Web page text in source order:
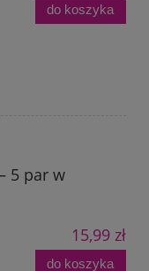
do koszyka
5 par w
15,99 zł
do koszyka